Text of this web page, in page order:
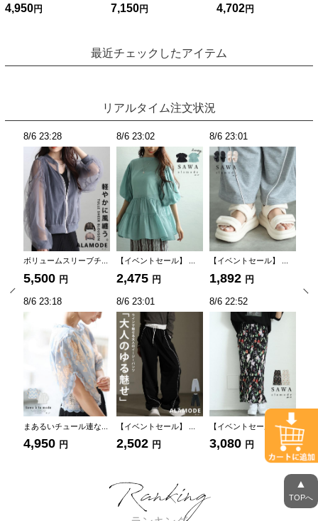
4,950 7,150 4,702
最近チェックしたアイテム
リアルタイム注文状況
8/6 22:52
異素材フリルシアーブ...
8,250
8/6 22:45
【イベントセール】 ...
3,556
8/6 22:45
【イベントセール】 ...
3,556
8/6 22:45
【イベントセール】 ...
2,795
8/6 22:45
上品に首元を隠してく...
2,750
8/6 22:45
上品に首元を隠してく...
2,750
Ranking ▲
TOPへ